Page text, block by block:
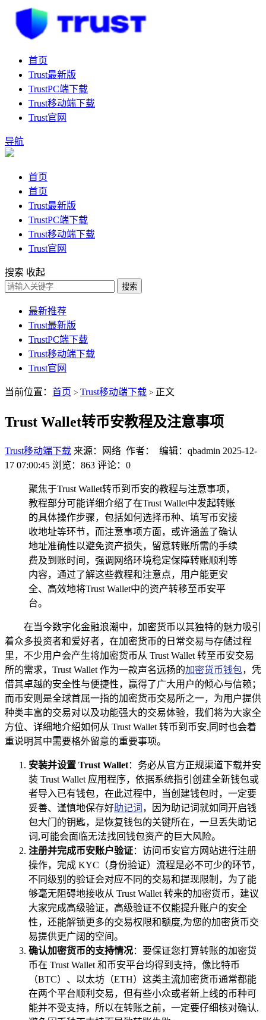
首页
Trust最新版
TrustPC端下载
Trust移动端下载
Trust官网
导航
首页
首页
Trust最新版
TrustPC端下载
Trust移动端下载
Trust官网
搜索 收起
搜索
最新推荐
Trust最新版
TrustPC端下载
Trust移动端下载
Trust官网
当前位置： 首页 > Trust移动端下载 > 正文
Trust Wallet转币安教程及注意事项
Trust移动端下载 来源：网络 作者： 编辑：qbadmin 2025-12-
17 07:00:45 浏览：863 评论：0
聚焦于Trust Wallet转币到币安的教程与注意事项，
教程部分可能详细介绍了在Trust Wallet中发起转账
的具体操作步骤，包括如何选择币种、填写币安接
收地址等环节，而注意事项方面，或许涵盖了确认
地址准确性以避免资产损失，留意转账所需的手续
费及到账时间，强调网络环境稳定保障转账顺利等
内容，通过了解这些教程和注意点，用户能更安
全、高效地将Trust Wallet中的资产转移至币安平
台。
在当今数字化金融浪潮中，加密货币以其独特的魅力吸引
着众多投资者和爱好者，在加密货币的日常交易与存储过程
里，不少用户会产生将加密货币从 Trust Wallet 转至币安交易
所的需求，Trust Wallet 作为一款声名远扬的加密货币钱包，凭
借其卓越的安全性与便捷性，赢得了广大用户的倾心与信赖；
而币安则是全球首屈一指的加密货币交易所之一，为用户提供
种类丰富的交易对以及功能强大的交易体验，我们将为大家全
方位、详细地介绍如何从 Trust Wallet 转币到币安,同时也会着
重说明其中需要格外留意的重要事项。
安装并设置 Trust Wallet：务必从官方正规渠道下载并安
装 Trust Wallet 应用程序，依据系统指引创建全新钱包或
者导入已有钱包，在此过程中，当创建钱包时，一定要
妥善、谨慎地保存好助记词 ，因为助记词就如同开启钱
包大门的钥匙，是恢复钱包的关键所在，一旦丢失助记
词,可能会面临无法找回钱包资产的巨大风险。
注册并完成币安账户验证：访问币安官方网站进行注册
操作，完成 KYC（身份验证）流程是必不可少的环节，
不同级别的验证会对应不同的交易和提现限制，为了能
够毫无阻碍地接收从 Trust Wallet 转来的加密货币，建议
大家完成高级验证，高级验证不仅能提升账户的安全
性，还能解锁更多的交易权限和额度,为您的加密货币交
易提供更广阔的空间。
确认加密货币的支持情况：要保证您打算转账的加密货
币在 Trust Wallet 和币安平台均得到支持，像比特币
（BTC）、以太坊（ETH）这类主流加密货币通常都能
在两个平台顺利交易，但有些小众或者新上线的币种可
能并不受支持，所以在转账之前，一定要仔细核对确认,